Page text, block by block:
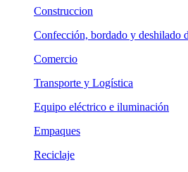
Construccion
Confección, bordado y deshilado
Comercio
Transporte y Logística
Equipo eléctrico e iluminación
Empaques
Reciclaje